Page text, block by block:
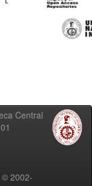
Central
2002-